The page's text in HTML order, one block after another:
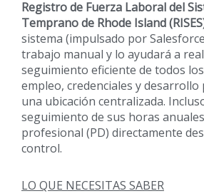
Registro de Fuerza Laboral del
Temprano de Rhode Island
sistema (impulsado por
trabajo manual y lo ayudará a
seguimiento eficiente de todos
empleo, credenciales y
una ubicación centralizada.
seguimiento de sus horas
profesional (PD) directamente
control.
LO QUE NECESITAS SABER